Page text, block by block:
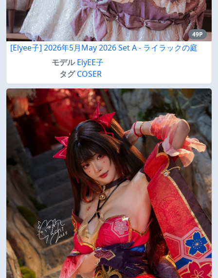
49P
[Elyee子] 2026年5月May 2026 Set A - ライラックの庭
モデル ElyEE子
タグ COSER